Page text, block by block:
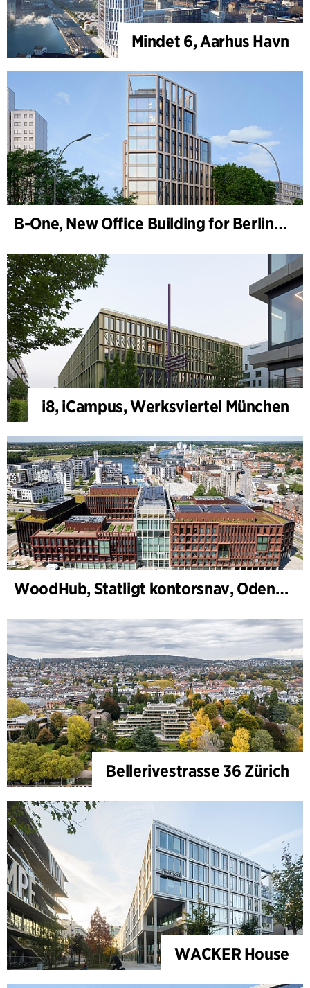
Mindet 6, Aarhus Havn
B-One, New Office Building for Berlin Hyp
i8, iCampus, Werksviertel München
WoodHub, Statligt kontorsnav, Odense
Bellerivestrasse 36 Zürich
WACKER House